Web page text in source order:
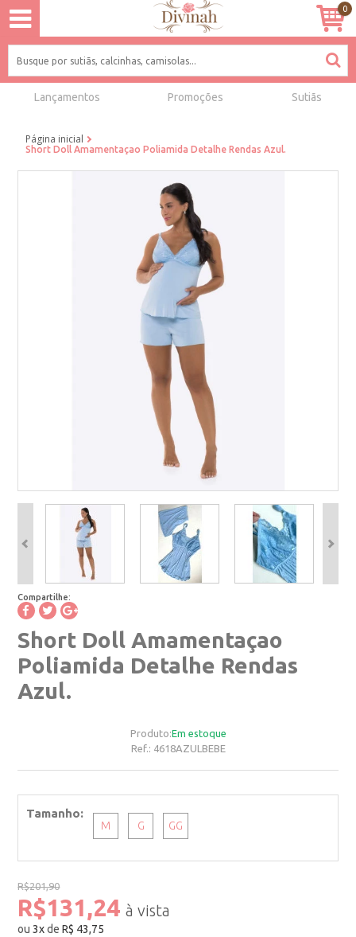
0
Lançamentos Promoções Sutiãs
Página inicial
Short Doll Amamentaçao Poliamida Detalhe Rendas Azul.
Compartilhe:
Short Doll Amamentaçao
Poliamida Detalhe Rendas
Azul.
Produto:Em estoque
Ref.: 4618AZULBEBE
Tamanho
M G GG
R$201,90
R$131,24
ou3xdeR$ 43,75